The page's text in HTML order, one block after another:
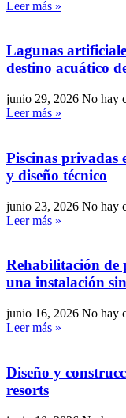
Leer más »
Lagunas
destino acuático
junio 29, 2026 No hay
Leer más »
Piscinas privadas
y diseño técnico
junio 23, 2026 No hay
Leer más »
Rehabilitación de
una instalación
junio 16, 2026 No hay
Leer más »
Diseño y
resorts